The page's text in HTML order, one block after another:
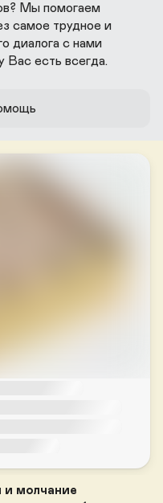
Мы помогаем
самое трудное и
диалога с нами
Вас есть всегда.
и молчание